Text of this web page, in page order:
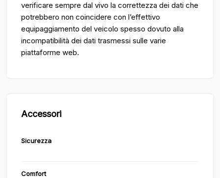
verificare sempre dal vivo la correttezza dei dati che
potrebbero non coincidere con l’effettivo
equipaggiamento del veicolo spesso dovuto alla
incompatibilità dei dati trasmessi sulle varie
piattaforme web.
Accessori
Sicurezza
Comfort